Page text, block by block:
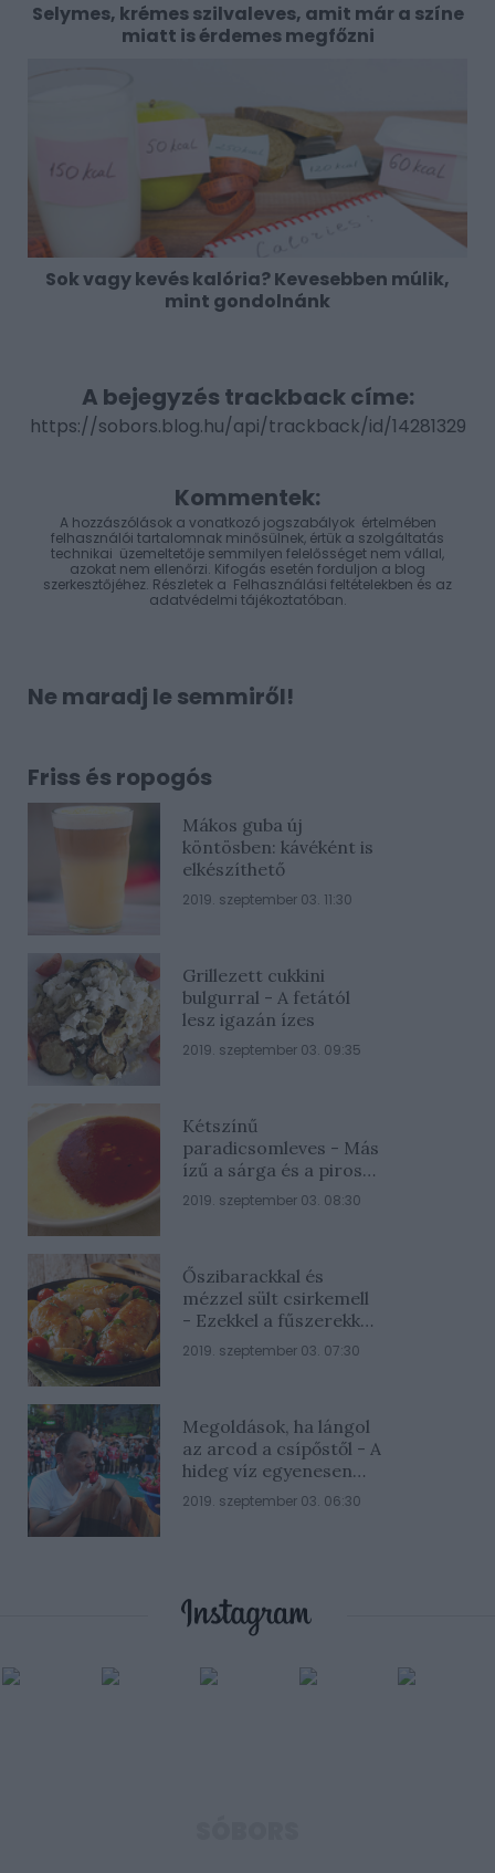
Selymes, krémes szilvaleves, amit már a színe
miatt is érdemes megfőzni
Sok vagy kevés kalória? Kevesebben múlik,
mint gondolnánk
A bejegyzés trackback címe:
https://sobors.blog.hu/api/trackback/id/14281329
Kommentek:
A hozzászólások a vonatkozó jogszabályokértelmében
felhasználói tartalomnak minősülnek, értük a szolgáltatás
technikai üzemeltetője semmilyen felelősséget nem vállal,
azokat nem ellenőrzi. Kifogás esetén forduljon a blog
szerkesztőjéhez. Részletek a Felhasználási feltételekben és az
adatvédelmi tájékoztatóban.
Friss és ropogós
Mákos guba új
köntösben: kávéként is
elkészíthető
2019. szeptember 03. 11:30
Grillezett cukkini
bulgurral - A fetától
lesz igazán ízes
2019. szeptember 03. 09:35
Kétszínű
paradicsomleves - Más
ízű a sárga és a piros
rész
2019. szeptember 03. 08:30
Őszibarackkal és
mézzel sült csirkemell
- Ezekkel a fűszerekkel
lesz a legfinomabb
2019. szeptember 03. 07:30
Megoldások, ha lángol
az arcod a csípőstől - A
hideg víz egyenesen
rossz ötlet
2019. szeptember 03. 06:30
Ne maradj le semmiről!